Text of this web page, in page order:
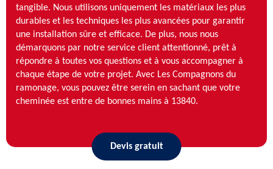
tangible. Nous utilisons uniquement les matériaux les plus
durables et les techniques les plus avancées pour garantir
une installation sûre et efficace. De plus, nous nous
démarquons par notre service client attentionné, prêt à
répondre à toutes vos questions et à vous accompagner à
chaque étape de votre projet. Avec Les Compagnons du
ramonage, vous pouvez être serein en sachant que votre
cheminée est entre de bonnes mains à 13840.
Devis gratuit